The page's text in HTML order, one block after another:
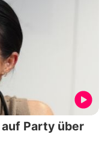
Party über